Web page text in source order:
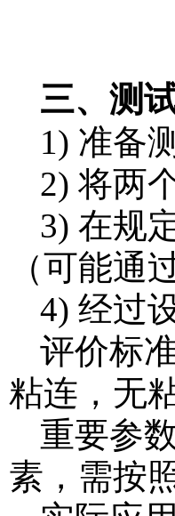
三、测
1) 准备
2) 将两
3) 在规
（可能通
4) 经过
评价标
粘连，无
重要参
素，需按